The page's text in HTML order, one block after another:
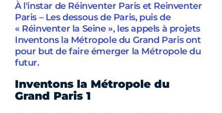
À l'instar de Réinventer Paris et Reinventer
Paris – Les dessous de Paris, puis de
« Réinventer la Seine », les appels à projets
Inventons la Métropole du Grand Paris ont
pour but de faire émerger la Métropole du
futur.
Inventons la Métropole du
Grand Paris 1